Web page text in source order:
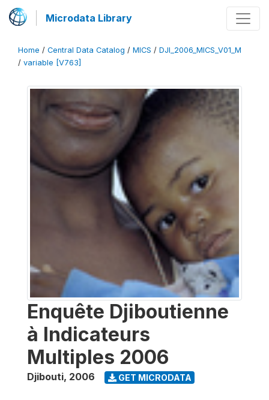
Microdata Library
Home / Central Data Catalog / MICS / DJI_2006_MICS_V01_M
/ variable [V763]
Enquête Djiboutienne
à Indicateurs
Multiples 2006
Djibouti, 2006 GET MICRODATA